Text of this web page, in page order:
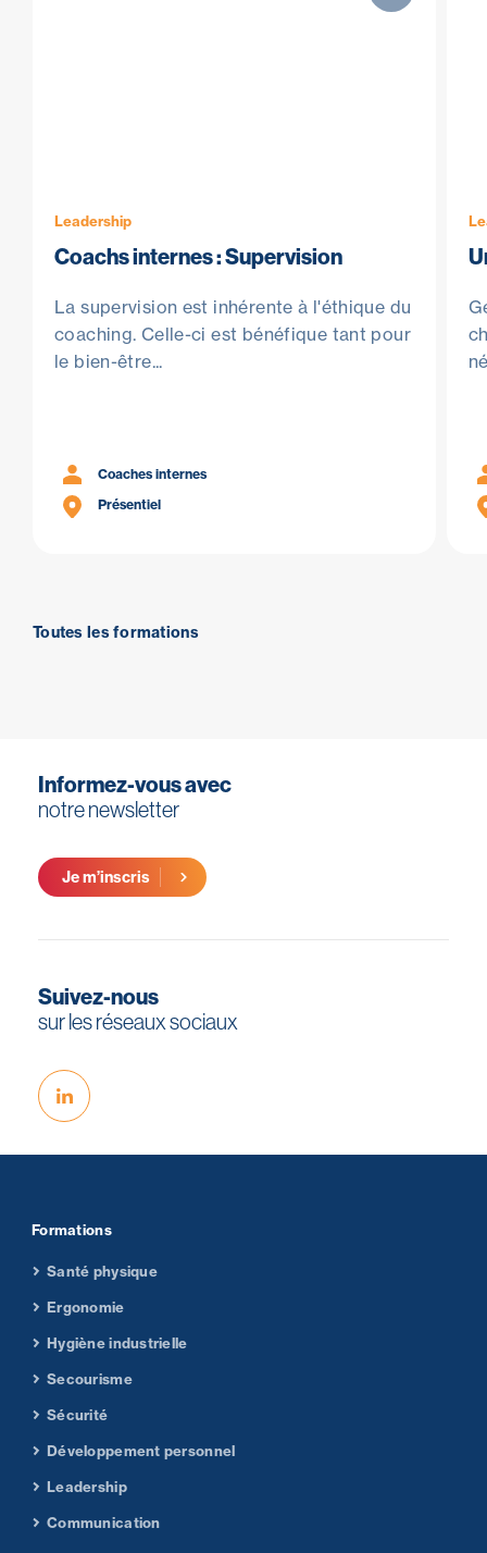
Leadership
Coachs internes : Supervision
La supervision est inhérente à l'éthique du
coaching. Celle-ci est bénéfique tant pour
le bien-être...
Coaches internes
Présentiel
Toutes les formations
Informez-vous avec
notre newsletter
Je m’inscris
Suivez-nous
sur les réseaux sociaux
Formations
Santé physique
Ergonomie
Hygiène industrielle
Secourisme
Sécurité
Développement personnel
Leadership
Communication